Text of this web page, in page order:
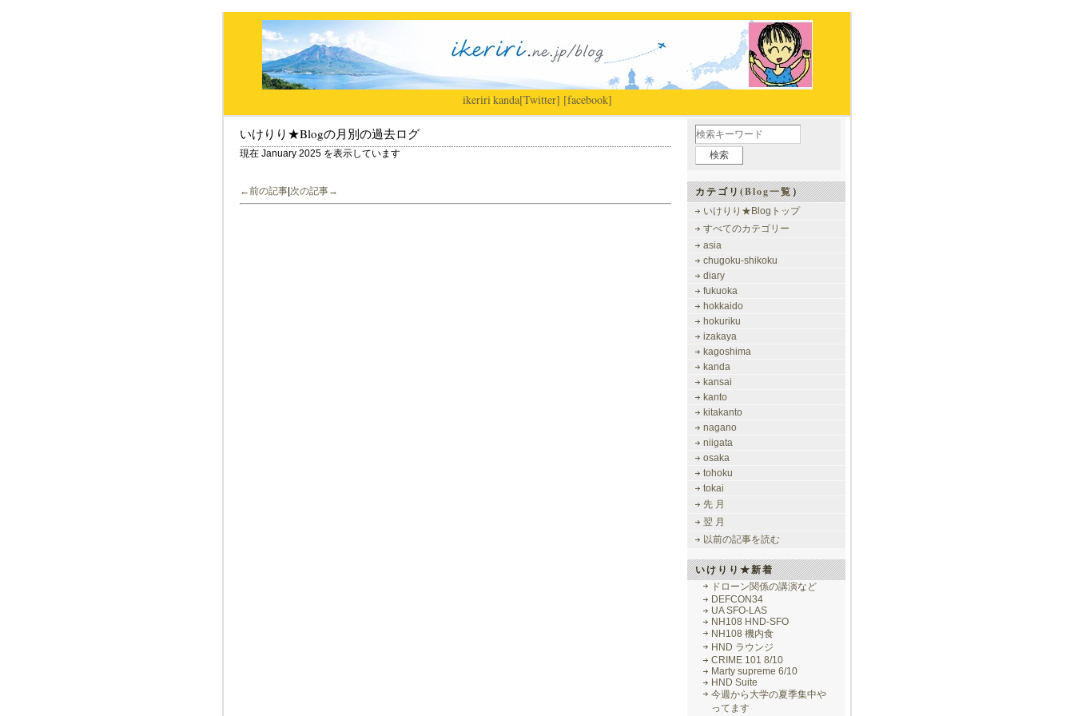
ikeriri|kanda[Twitter] [facebook]
いけりり★Blogの月別の過去ログ
現在 January 2025 を表示しています
←前の記事 次の記事→ カテゴリ(Blog一覧）
いけりり★Blogトップ
すべてのカテゴリー
asia
chugoku-shikoku
diary
fukuoka
hokkaido
hokuriku
izakaya
kagoshima
kanda
kansai
kanto
kitakanto
nagano
niigata
osaka
tohoku
tokai
先 月
翌 月
以前の記事を読む
いけりり★新着
ドローン関係の講演など
DEFCON34
UA SFO-LAS
NH108 HND-SFO
NH108 機内食
HND ラウンジ
CRIME 101 8/10
Marty supreme 6/10
HND Suite
今週から大学の夏季集中や
ってます